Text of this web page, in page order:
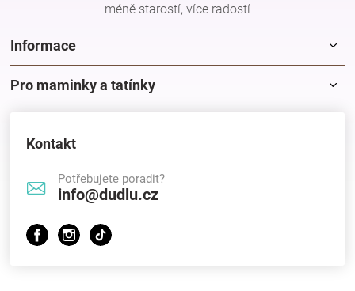
méně starostí, více radostí
Informace
Pro maminky a tatínky
Kontakt
Potřebujete poradit?
info@dudlu.cz